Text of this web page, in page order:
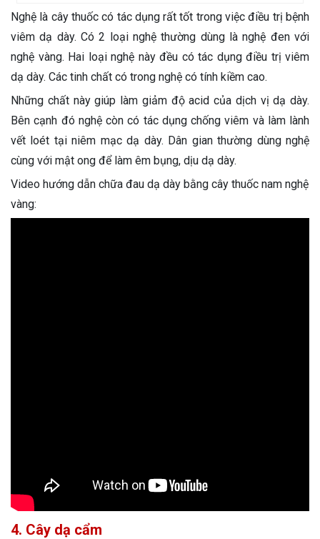
Nghệ là cây thuốc có tác dụng rất tốt trong việc điều trị bệnh
viêm dạ dày. Có 2 loại nghệ thường dùng là nghệ đen với
nghệ vàng. Hai loại nghệ này đều có tác dụng điều trị viêm
dạ dày. Các tinh chất có trong nghệ có tính kiềm cao.
Những chất này giúp làm giảm độ acid của dịch vị dạ dày.
Bên cạnh đó nghệ còn có tác dụng chống viêm và làm lành
vết loét tại niêm mạc dạ dày. Dân gian thường dùng nghệ
cùng với mật ong để làm êm bụng, dịu dạ dày.
Video hướng dẫn chữa đau dạ dày bằng cây thuốc nam nghệ
vàng:
4. Cây dạ cẩm